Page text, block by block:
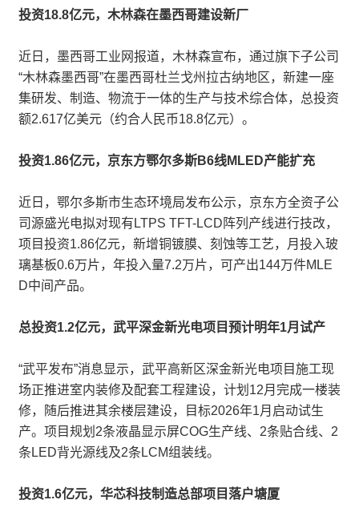
投资18.8亿元，木林森在墨西哥建设新厂
近日，墨西哥工业网报道，木林森宣布，通过旗下子公司
“木林森墨西哥”在墨西哥杜兰戈州拉古纳地区，新建一座
集研发、制造、物流于一体的生产与技术综合体，总投资
额2.617亿美元（约合人民币18.8亿元）。
投资1.86亿元，京东方鄂尔多斯B6线MLED产能扩充
近日，鄂尔多斯市生态环境局发布公示，京东方全资子公
司源盛光电拟对现有LTPS TFT-LCD阵列产线进行技改，
项目投资1.86亿元，新增铜镀膜、刻蚀等工艺，月投入玻
璃基板0.6万片，年投入量7.2万片，可产出144万件MLE
D中间产品。
总投资1.2亿元，武平深金新光电项目预计明年1月试产
“武平发布”消息显示，武平高新区深金新光电项目施工现
场正推进室内装修及配套工程建设，计划12月完成一楼装
修，随后推进其余楼层建设，目标2026年1月启动试生
产。项目规划2条液晶显示屏COG生产线、2条贴合线、2
条LED背光源线及2条LCM组装线。
投资1.6亿元，华芯科技制造总部项目落户塘厦